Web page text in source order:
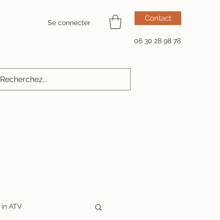
Se connecter Contact
06 30 28 98 78
ATV